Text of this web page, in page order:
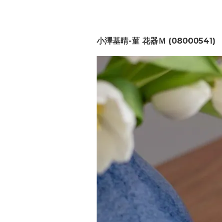
小澤基晴-菫 花器Ｍ (08000541)